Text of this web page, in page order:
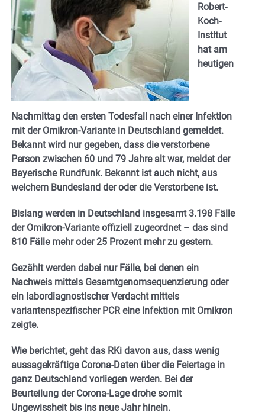
Robert-
Koch-
Institut
hat am
heutigen
Nachmittag den ersten Todesfall nach einer Infektion
mit der Omikron-Variante in Deutschland gemeldet.
Bekannt wird nur gegeben, dass die verstorbene
Person zwischen 60 und 79 Jahre alt war, meldet der
Bayerische Rundfunk. Bekannt ist auch nicht, aus
welchem Bundesland der oder die Verstorbene ist.
Bislang werden in Deutschland insgesamt 3.198 Fälle
der Omikron-Variante offiziell zugeordnet – das sind
810 Fälle mehr oder 25 Prozent mehr zu gestern.
Gezählt werden dabei nur Fälle, bei denen ein
Nachweis mittels Gesamtgenomsequenzierung oder
ein labordiagnostischer Verdacht mittels
variantenspezifischer PCR eine Infektion mit Omikron
zeigte.
Wie berichtet, geht das RKi davon aus, dass wenig
aussagekräftige Corona-Daten über die Feiertage in
ganz Deutschland vorliegen werden. Bei der
Beurteilung der Corona-Lage drohe somit
Ungewissheit bis ins neue Jahr hinein.